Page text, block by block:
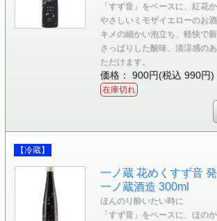
「すず音」をベースに、紅花
やさしいミモザイエローのお酒
キメの細かい泡立ち、軽快で
さっぱりした酸味、清涼感の
ただけます。
価格： 900円(税込 990円)
在庫切れ
【冷蔵】
一ノ蔵 花めくすず音
一ノ蔵酒造 300ml
ほんのり酔いたい時に
「すず音」をベースに、ほの